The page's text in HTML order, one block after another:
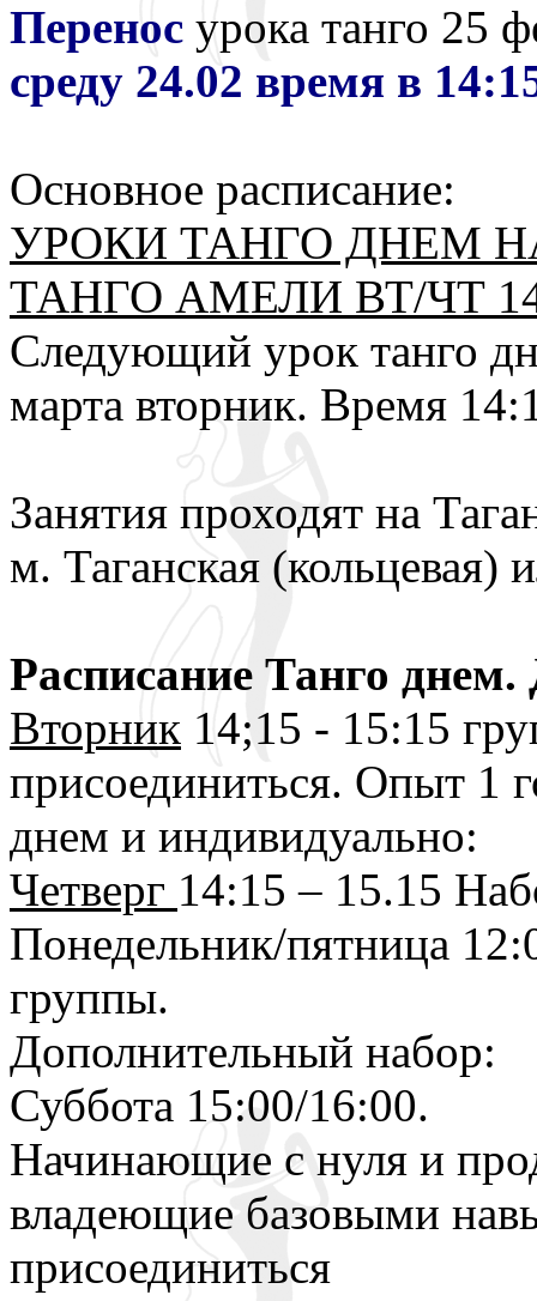
Перенос урока танго 25
среду 24.02 время в
Основное расписание:
УРОКИ ТАНГО ДНЕМ
ТАНГО АМЕЛИ ВТ/ЧТ
Следующий урок танго
марта вторник. Время
Занятия проходят на
м. Таганская
Расписание Танго
Вторник 14;15 - 15:15
присоединиться. Опыт 1
днем и индивидуально:
Четверг 14:15 – 15.15
Понедельник/пятница
группы.
Дополнительный набор:
Суббота 15:00/16:00.
Начинающие с нуля и
владеющие базовыми
присоединиться